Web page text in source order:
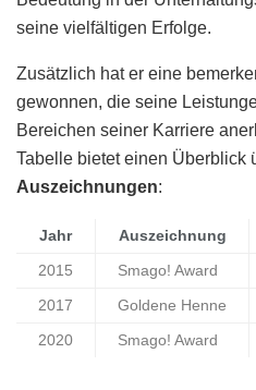
seine vielfältigen Erfolge.
Zusätzlich hat er eine
gewonnen, die seine
Bereichen seiner Karriere
Tabelle bietet einen Überblick
Auszeichnungen:
Jahr Auszeichnung
2015 Smago! Award
2017 Goldene Henne
2020 Smago! Award